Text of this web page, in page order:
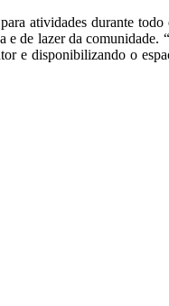
atividades durante
de lazer da
disponibilizando o